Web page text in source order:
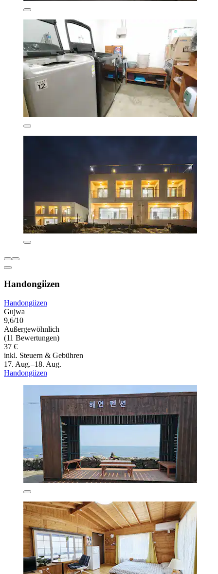
Handongiizen
Handongiizen
Gujwa
9,6/10
Außergewöhnlich
(11 Bewertungen)
37 €
inkl. Steuern & Gebühren
17. Aug.–18. Aug.
Handongiizen